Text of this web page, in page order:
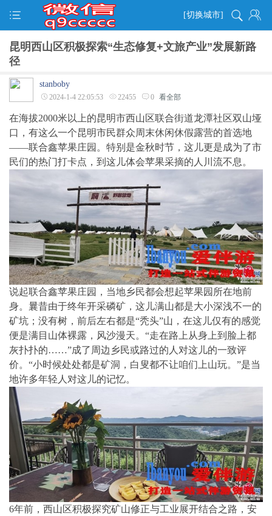
[切换城市]
昆明西山区积极探索“生态修复+文旅产业”发展新路
径
stanboby
2024-1-4 22:05:53 22455 0 看全部
在海拔2000米以上的昆明市西山区联合街道龙潭社区双山垭
口，有这么一个昆明市民群众周末休闲休假露营的首选地
——联合鑫苹果庄园。特别是金秋时节，这儿更是成为了市
民们的热门打卡点，到这儿体会苹果采摘的人川流不息。
说起联合鑫苹果庄园，当地乡民都会想起苹果园所在地前
身。曩昔由于终年开采磷矿，这儿满山都是大小深浅不一的
矿坑；没有树，前后左右都是“秃头”山，在这儿仅有的感觉
便是满目山体裸露，风沙漫天。“走在路上从身上到脸上都
灰扑扑的……”成了周边乡民或路过的人对这儿的一致评
价。“小时候处处都是矿洞，白叟都不让咱们上山玩。”是当
地许多年轻人对这儿的记忆。
6年前，西山区积极探究矿山修正与工业展开结合之路，安